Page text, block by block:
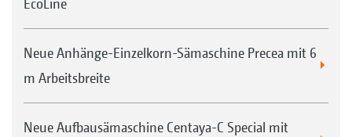
EcoLine
Neue Anhänge-Einzelkorn-Sämaschine Precea mit 6
m Arbeitsbreite
Neue Aufbausämaschine Centaya-C Special mit